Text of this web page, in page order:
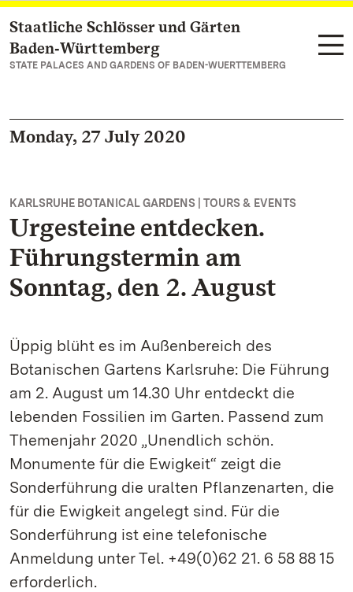
Navigate to main page
Staatliche Schlösser und Gärten
Baden‑Württemberg
STATE PALACES AND GARDENS OF BADEN-WUERTTEMBERG
Monday, 27 July 2020
KARLSRUHE BOTANICAL GARDENS | TOURS & EVENTS
Urgesteine entdecken.
Führungstermin am
Sonntag, den 2. August
Üppig blüht es im Außenbereich des
Botanischen Gartens Karlsruhe: Die Führung
am 2. August um 14.30 Uhr entdeckt die
lebenden Fossilien im Garten. Passend zum
Themenjahr 2020 „Unendlich schön.
Monumente für die Ewigkeit“ zeigt die
Sonderführung die uralten Pflanzenarten, die
für die Ewigkeit angelegt sind. Für die
Sonderführung ist eine telefonische
Anmeldung unter Tel. +49(0)62 21. 6 58 88 15
erforderlich.